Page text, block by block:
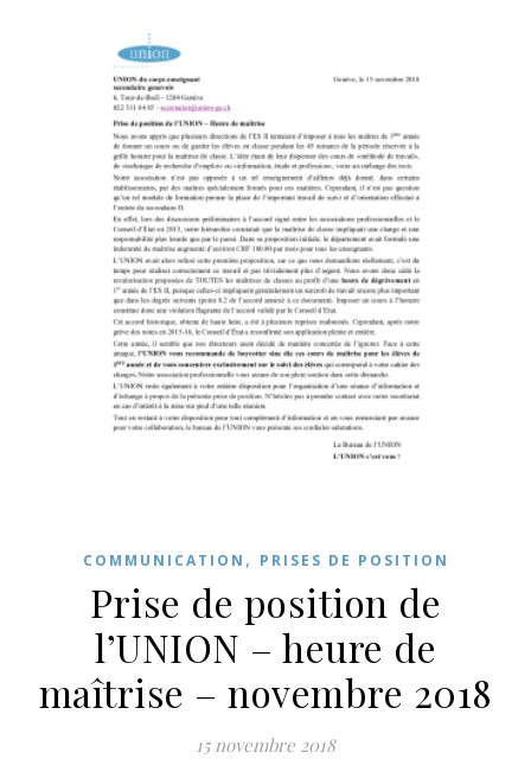
COMMUNICATION , PRISES DE POSITION
Prise de position de
l’UNION – heure de
maîtrise – novembre 2018
15 novembre 2018